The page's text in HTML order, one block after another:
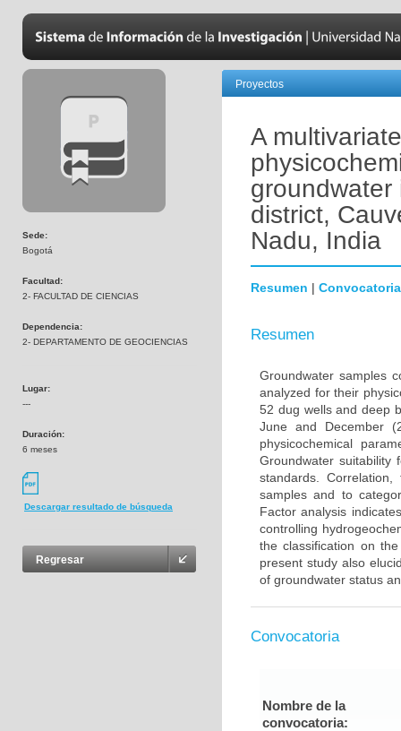
Sede:
Bogotá
Facultad:
2- FACULTAD DE CIENCIAS
Dependencia:
2- DEPARTAMENTO DE GEOCIENCIAS
Lugar:
---
Duración:
6 meses
Descargar resultado de búsqueda
Regresar
Proyectos
A
district,
Nadu, India
Resumen | Convocatoria
Resumen
Groundwater samples
analyzed for their
52 dug wells and deep
June and December
physicochemical
Groundwater suitability
standards.
samples and to
Factor analysis
controlling
the classification on
present study also
of groundwater status
Convocatoria
Nombre de la
convocatoria: